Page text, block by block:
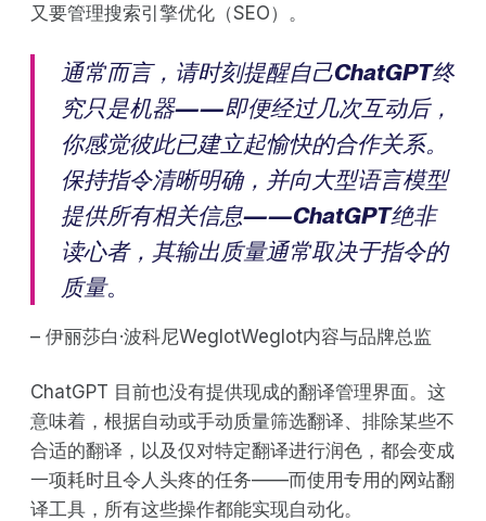
又要管理搜索引擎优化（SEO）。
通常而言，请时刻提醒自己ChatGPT终
究只是机器——即便经过几次互动后，
你感觉彼此已建立起愉快的合作关系。
保持指令清晰明确，并向大型语言模型
提供所有相关信息——ChatGPT绝非
读心者，其输出质量通常取决于指令的
质量。
– 伊丽莎白·波科尼WeglotWeglot内容与品牌总监
ChatGPT 目前也没有提供现成的翻译管理界面。这
意味着，根据自动或手动质量筛选翻译、排除某些不
合适的翻译，以及仅对特定翻译进行润色，都会变成
一项耗时且令人头疼的任务——而使用专用的网站翻
译工具，所有这些操作都能实现自动化。